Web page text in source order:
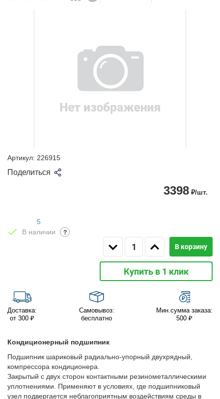
Артикул: 226915
Поделиться
3398 ₽/шт.
5
В наличии
?
В корзину
Купить в 1 клик
Доставка:
от 300 ₽
Самовывоз:
бесплатно
Мин.сумма заказа:
500 ₽
Кондиционерный подшипник
Подшипник шариковый радиально-упорный двухрядный,
компрессора кондиционера.
Закрытый с двух сторон контактными резинометаллическими
уплотнениями. Применяют в условиях, где подшипниковый
узел подвергается неблагоприятным воздействиям среды в